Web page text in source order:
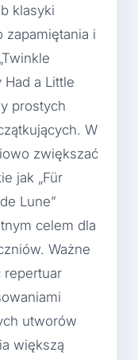
klasyki
zapamiętania i
Had a Little
prostych
W
zwiększać
jak „Für
Lune”
celem dla
Ważne
repertuar
utworów
większą